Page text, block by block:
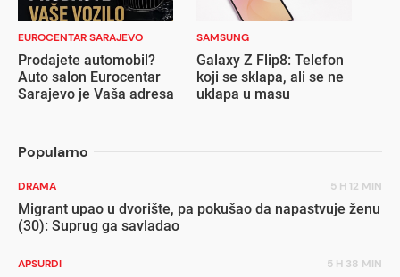
EUROCENTAR SARAJEVO
Prodajete automobil?
Auto salon Eurocentar
Sarajevo je Vaša adresa
SAMSUNG
Galaxy Z Flip8: Telefon
koji se sklapa, ali se ne
uklapa u masu
Popularno
DRAMA 5 H 12 MIN
Migrant upao u dvorište, pa pokušao da napastvuje ženu
(30): Suprug ga savladao
APSURDI 5 H 38 MIN